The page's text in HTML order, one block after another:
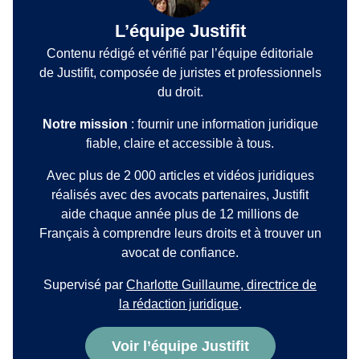
L’équipe Justifit
Contenu rédigé et vérifié par l’équipe éditoriale
de Justifit, composée de juristes et professionnels
du droit.
Notre mission : fournir une information juridique
fiable, claire et accessible à tous.
Avec plus de 2 000 articles et vidéos juridiques
réalisés avec des avocats partenaires, Justifit
aide chaque année plus de 12 millions de
Français à comprendre leurs droits et à trouver un
avocat de confiance.
Supervisé par Charlotte Guillaume, directrice de
la rédaction juridique.
Voir l’équipe Justifit